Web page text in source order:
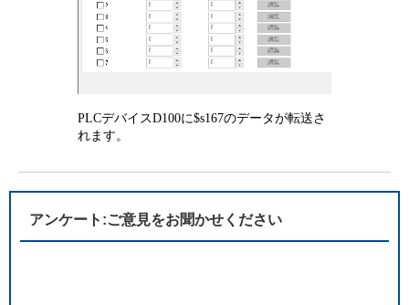
PLCデバイスD100に$s167のデータが転送さ
れます。
アンケート:ご意見をお聞かせください